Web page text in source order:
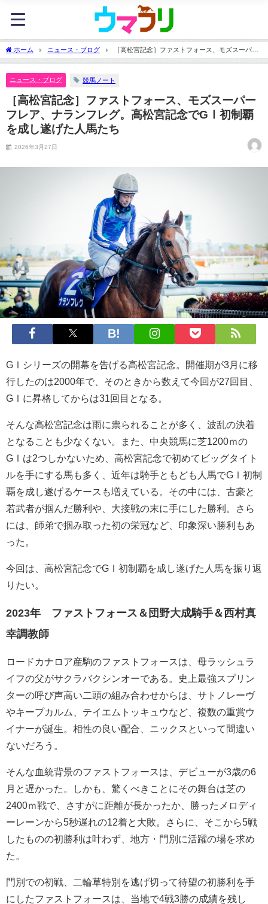
ホーム ニュース・ブログ
［高松宮記念］ファストフォース、モズスーパー
フレア、ナランフレグ。高松宮記念でGⅠ初制覇を成し遂げた人馬たち
ニュース・ブログ 競馬ノート
［高松宮記念］ファストフォース、モズスーパー
フレア、ナランフレグ。高松宮記念でGⅠ初制覇
を成し遂げた人馬たち
2026年3月27日
GⅠシリーズの開幕を告げる高松宮記念。開催期が3月に移
行したのは2000年で、そのときから数えて今回が27回目、
GⅠに昇格してからは31回目となる。
そんな高松宮記念は雨に祟られることが多く、波乱の決着
となることも少なくない。また、中央競馬に芝1200ｍの
GⅠは2つしかないため、高松宮記念で初めてビッグタイト
ルを手にする馬も多く、近年は騎手ともども人馬でGⅠ初制
覇を成し遂げるケースも増えている。その中には、古豪と
若武者が掴んだ勝利や、大接戦の末に手にした勝利。さら
には、師弟で掴み取った初の栄冠など、印象深い勝利もあ
った。
今回は、高松宮記念でGⅠ初制覇を成し遂げた人馬を振り返
りたい。
2023年 ファストフォース＆団野大成騎手＆西村真
幸調教師
ロードカナロア産駒のファストフォースは、母ラッシュラ
イフの父がサクラバクシンオーである。史上最強スプリン
ターの呼び声高い二頭の組み合わせからは、サトノレーヴ
やキープカルム、テイエムトッキュウなど、複数の重賞ウ
イナーが誕生。相性の良い配合、ニックスといって間違い
ないだろう。
そんな血統背景のファストフォースは、デビューが3歳の6
月と遅かった。しかも、驚くべきことにその舞台は芝の
2400ｍ戦で、さすがに距離が長かったか、勝ったメロディ
ーレーンから5秒遅れの12着と大敗。さらに、そこから5戦
したものの初勝利は叶わず、地方・門別に活躍の場を求め
た。
門別での初戦、二輪草特別を逃げ切って待望の初勝利を手
にしたファストフォースは、当地で4戦3勝の成績を残し